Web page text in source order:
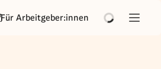
Für Arbeitgeber:innen